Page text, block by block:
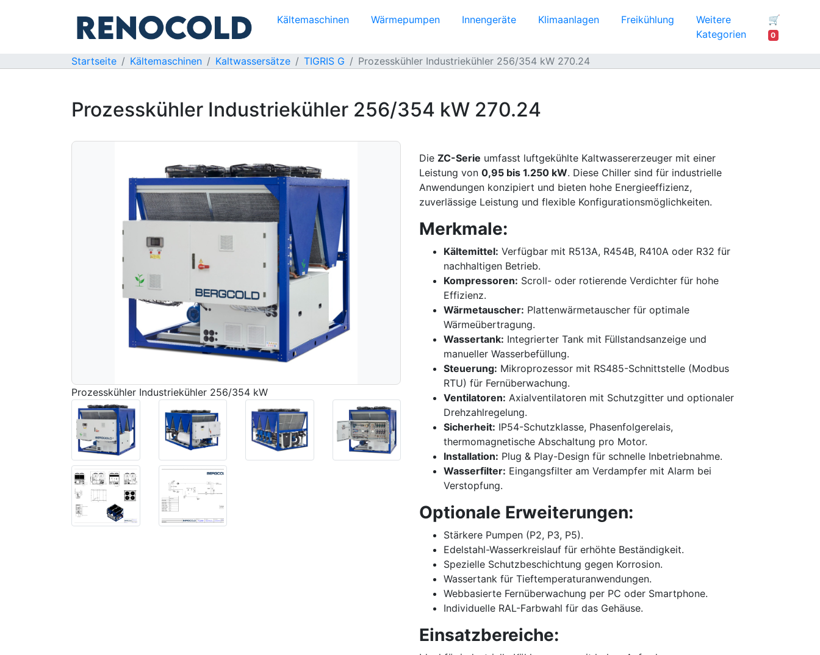
Kältemaschinen Wärmepumpen Innengeräte Klimaanlagen Freikühlung
Weitere
Kategorien
🛒
0
Startseite Kältemaschinen Kaltwassersätze TIGRIS G Prozesskühler Industriekühler 256/354 kW 270.24
Prozesskühler Industriekühler 256/354 kW 270.24
Prozesskühler Industriekühler 256/354 kW
Die ZC-Serie umfasst luftgekühlte Kaltwassererzeuger mit einer
Leistung von 0,95 bis 1.250 kW. Diese Chiller sind für industrielle
Anwendungen konzipiert und bieten hohe Energieeffizienz,
zuverlässige Leistung und flexible Konfigurationsmöglichkeiten.
Merkmale:
Kältemittel: Verfügbar mit R513A, R454B, R410A oder R32 für
nachhaltigen Betrieb.
Kompressoren: Scroll- oder rotierende Verdichter für hohe
Effizienz.
Wärmetauscher: Plattenwärmetauscher für optimale
Wärmeübertragung.
Wassertank: Integrierter Tank mit Füllstandsanzeige und
manueller Wasserbefüllung.
Steuerung: Mikroprozessor mit RS485-Schnittstelle (Modbus
RTU) für Fernüberwachung.
Ventilatoren: Axialventilatoren mit Schutzgitter und optionaler
Drehzahlregelung.
Sicherheit: IP54-Schutzklasse, Phasenfolgerelais,
thermomagnetische Abschaltung pro Motor.
Installation: Plug & Play-Design für schnelle Inbetriebnahme.
Wasserfilter: Eingangsfilter am Verdampfer mit Alarm bei
Verstopfung.
Optionale Erweiterungen:
Stärkere Pumpen (P2, P3, P5).
Edelstahl-Wasserkreislauf für erhöhte Beständigkeit.
Spezielle Schutzbeschichtung gegen Korrosion.
Wassertank für Tieftemperaturanwendungen.
Webbasierte Fernüberwachung per PC oder Smartphone.
Individuelle RAL-Farbwahl für das Gehäuse.
Einsatzbereiche: